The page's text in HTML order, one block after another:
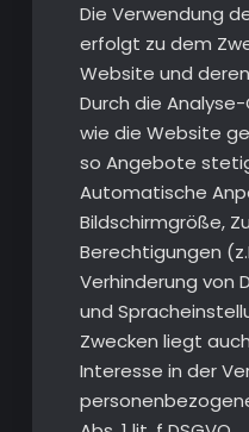
Die Verwendung
erfolgt zu dem
Website und
Durch die
wie die Website
so Angebote
Automatische
Bildschirmgröße,
Berechtigungen
Verhinderung von
und
Zwecken liegt
Interesse in der